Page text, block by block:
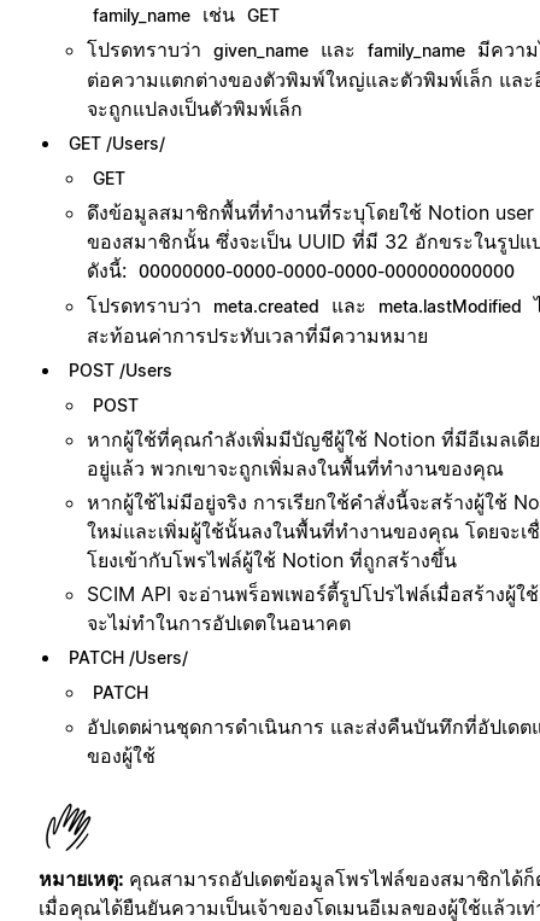
family_name เช่น GET
โปรดทราบว่า given_name และ family_name
มีควา
ต่อความแตกต่างของตัวพิมพ์ใหญ่และตัวพิมพ์เล็ก และ
จะถูกแปลงเป็นตัวพิมพ์เล็ก
GET /Users/
GET
ดึงข้อมูลสมาชิกพื้นที่ทำงานที่ระบุโดยใช้ Notion user
ของสมาชิกนั้น ซึ่งจะเป็น UUID ที่มี 32 อักขระในรูปแ
ดังนี้: 00000000-0000-0000-0000-000000000000
โปรดทราบว่า meta.created และ meta.lastModified
สะท้อนค่าการประทับเวลาที่มีความหมาย
POST /Users
POST
หากผู้ใช้ที่คุณกำลังเพิ่มมีบัญชีผู้ใช้ Notion ที่มีอีเมลเดี
อยู่แล้ว พวกเขาจะถูกเพิ่มลงในพื้นที่ทำงานของคุณ
หากผู้ใช้ไม่มีอยู่จริง การเรียกใช้คำสั่งนี้จะสร้างผู้ใช้
ใหม่และเพิ่มผู้ใช้นั้นลงในพื้นที่ทำงานของคุณ โดยจะเ
โยงเข้ากับโพรไฟล์ผู้ใช้ Notion ที่ถูกสร้างขึ้น
SCIM API จะอ่านพร็อพเพอร์ตี้รูปโปรไฟล์เมื่อสร้างผู้ใ
จะไม่ทำในการอัปเดตในอนาคต
PATCH /Users/
PATCH
อัปเดตผ่านชุดการดำเนินการ และส่งคืนบันทึกที่อัปเดต
ของผู้ใช้
หมายเหตุ: คุณสามารถอัปเดตข้อมูลโพรไฟล์ของสมาชิกได้ก็
เมื่อคุณได้ยืนยันความเป็นเจ้าของโดเมนอีเมลของผู้ใช้แล้วเ